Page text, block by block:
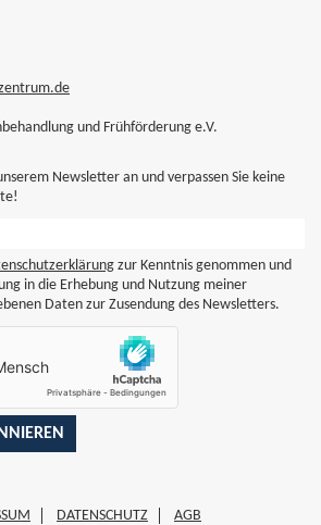
und Frühförderung e.V.
Newsletter an und verpassen Sie keine
zur Kenntnis genommen und
in die Erhebung und Nutzung meiner
Daten zur Zusendung des Newsletters.
DATENSCHUTZ AGB